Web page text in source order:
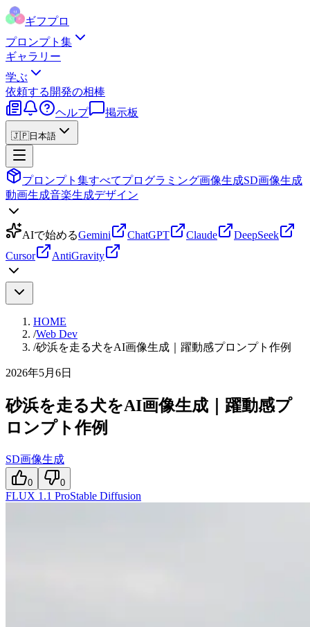
ギフプロ
プロンプト集
ギャラリー
学ぶ
依頼する 開発の相棒
ヘルプ
掲示板
🇯🇵日本語
プロンプト集すべてプログラミング画像生成SD画像生成
動画生成音楽生成デザイン
AIで始めるGemini ChatGPT Claude
DeepSeek
Cursor
AntiGravity
HOME
/Web Dev
/砂浜を走る犬をAI画像生成｜躍動感プロンプト作例
2026年5月6日
砂浜を走る犬をAI画像生成｜躍動感プ
ロンプト作例
SD画像生成
0 0
FLUX 1.1 ProStable Diffusion